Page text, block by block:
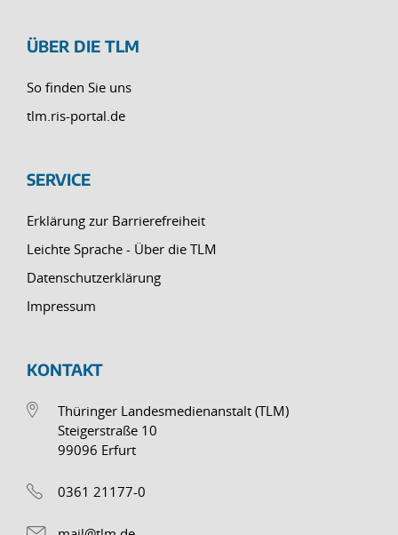
ÜBER DIE TLM
So finden Sie uns
tlm.ris-portal.de
SERVICE
Erklärung zur Barrierefreiheit
Leichte Sprache - Über die TLM
Datenschutzerklärung
Impressum
KONTAKT
Thüringer Landesmedienanstalt (TLM)
Steigerstraße 10
99096 Erfurt
0361 21177-0